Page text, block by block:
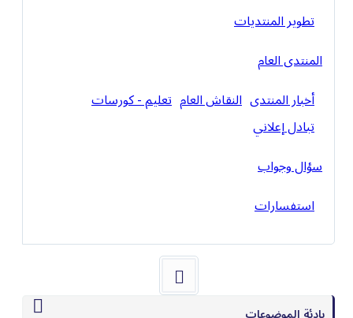
تطوير المنتديات
المنتدى العام
أخبار المنتدى النقاش العام تعليم - كورسات
تبادل إعلاني
سؤال وجواب
استفسارات